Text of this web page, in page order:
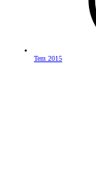
Tem 2015